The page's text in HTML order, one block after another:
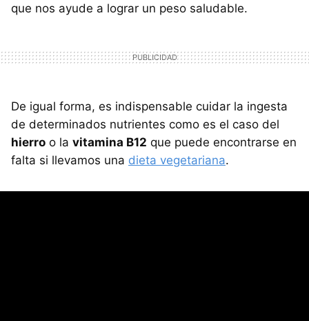
que nos ayude a lograr un peso saludable.
De igual forma, es indispensable cuidar la ingesta
de determinados nutrientes como es el caso del
hierro o la vitamina B12 que puede encontrarse en
falta si llevamos una dieta vegetariana.